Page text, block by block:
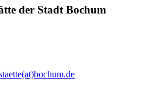
der Stadt Bochum